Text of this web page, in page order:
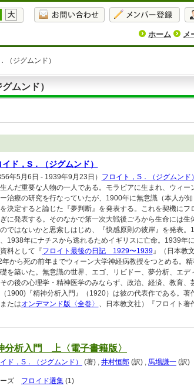
大
ホーム メ
（ジグムンド）
ムンド）
イド，S．（ジグムンド）
年5月6日 - 1939年9月23日） フロイト，S．（ジグムンド）
んだ重要な人物の一人である。モラビアに生まれ、ウィ
治療の研究を行なっていたが、1900年に無意識（本人が
決定すると論じた『夢判断』を発表する。これを契機に
に発表する。そのなかで第一次大戦後ごろから生命には
ではないかと思索しはじめ、『快感原則の彼岸』を発表
1938年にナチスから逃れるためイギリスに亡命。1939年
料として『フロイト最後の日記 1929〜1939』（日本教
年から死の前年までウィーン大学神経病教授をつとめる。
を築いた。無意識の世界、エゴ、リビドー、夢分析、エ
の後の心理学・精神医学のみならず、政治、経済、教育
1900)『精神分析入門』（1920）は彼の代表作である。著
またはオンデマンド版〈全巻〉 、日本教文社）『フロイト著
分析入門 上〈電子書籍版〉
ド，S．（ジグムンド） (著) , 井村恒郎 (訳) , 馬場謙一 (訳)
ーズ フロイド選集 (1)